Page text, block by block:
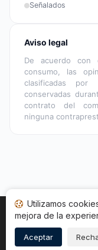
Señalados
Aviso legal
De acuerdo con
consumo, las
clasificadas por
conservadas
contrato del
ninguna
Inicio
Copyright © 2026
Utilizamos
mejora de la
Aceptar